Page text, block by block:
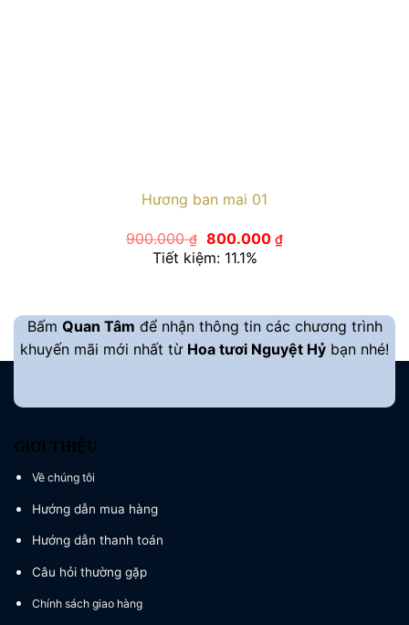
Hương ban mai 01
900.000₫ Giá
gốc
là:
800.000 ₫Giá
hiện
Tiết kiệm: 11.1%
Bấm Quan Tâm để nhận thông tin các chương trình
khuyến mãi mới nhất từ Hoa tươi Nguyệt Hỷ bạn nhé!
GIỚI THIỆU
Về chúng tôi
Hướng dẫn mua hàng
Hướng dẫn thanh toán
Câu hỏi thường gặp
Chính sách giao hàng